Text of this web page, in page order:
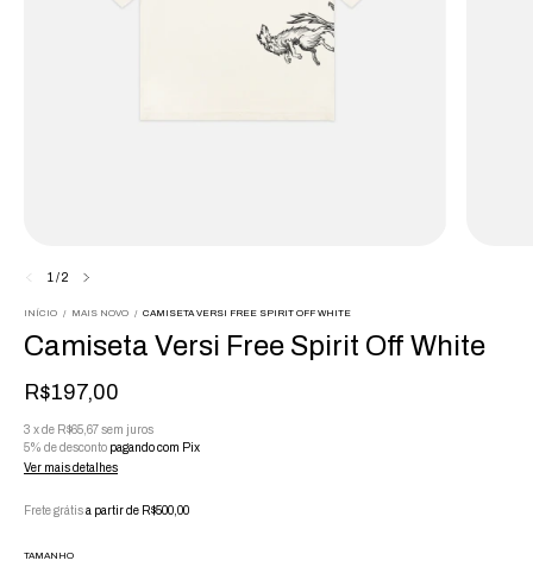
1/2
INÍCIO / MAIS NOVO / CAMISETA VERSI FREE SPIRIT OFF WHITE
Camiseta Versi Free Spirit Off White
R$197,00
3 xde R$65,67sem juros
5% de desconto pagando com Pix
Ver mais detalhes
Frete grátisa partir de R$500,00
TAMANHO